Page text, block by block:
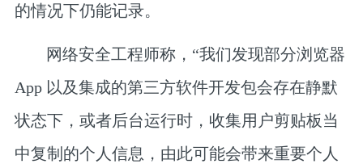
的情况下仍能记录。
网络安全工程师称，“我们发现部分浏览器
App 以及集成的第三方软件开发包会存在静默
状态下，或者后台运行时，收集用户剪贴板当
中复制的个人信息，由此可能会带来重要个人